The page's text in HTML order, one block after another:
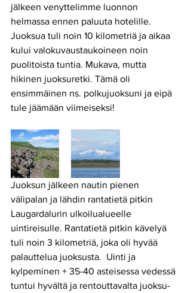
jälkeen venyttelimme luonnon
helmassa ennen paluuta hotelille.
Juoksua tuli noin 10 kilometriä ja aikaa
kului valokuvaustaukoineen noin
puolitoista tuntia. Mukava, mutta
hikinen juoksuretki. Tämä oli
ensimmäinen ns. polkujuoksuni ja eipä
tule jäämään viimeiseksi!
Juoksun jälkeen nautin pienen
välipalan ja lähdin rantatietä pitkin
Laugardalurin ulkoilualueelle
uintireisulle. Rantatietä pitkin kävelyä
tuli noin 3 kilometriä, joka oli hyvää
palauttelua juoksusta.  Uinti ja
kylpeminen + 35-40 asteisessa vedessä
tuntui hyvältä ja rentouttavalta juoksu-